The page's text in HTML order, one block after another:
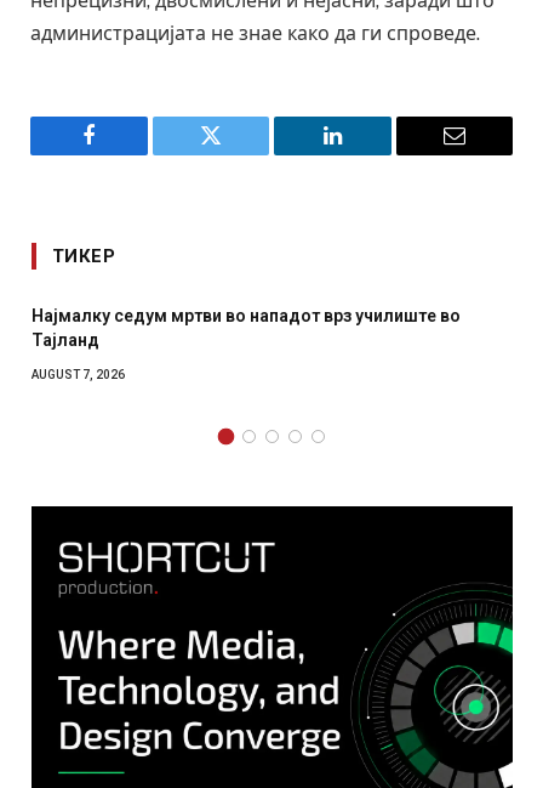
администрацијата не знае како да ги спроведе.
Facebook Twitter LinkedIn Email
ТИКЕР
врз училиште во
СОЗИС: Украинците повеќе им